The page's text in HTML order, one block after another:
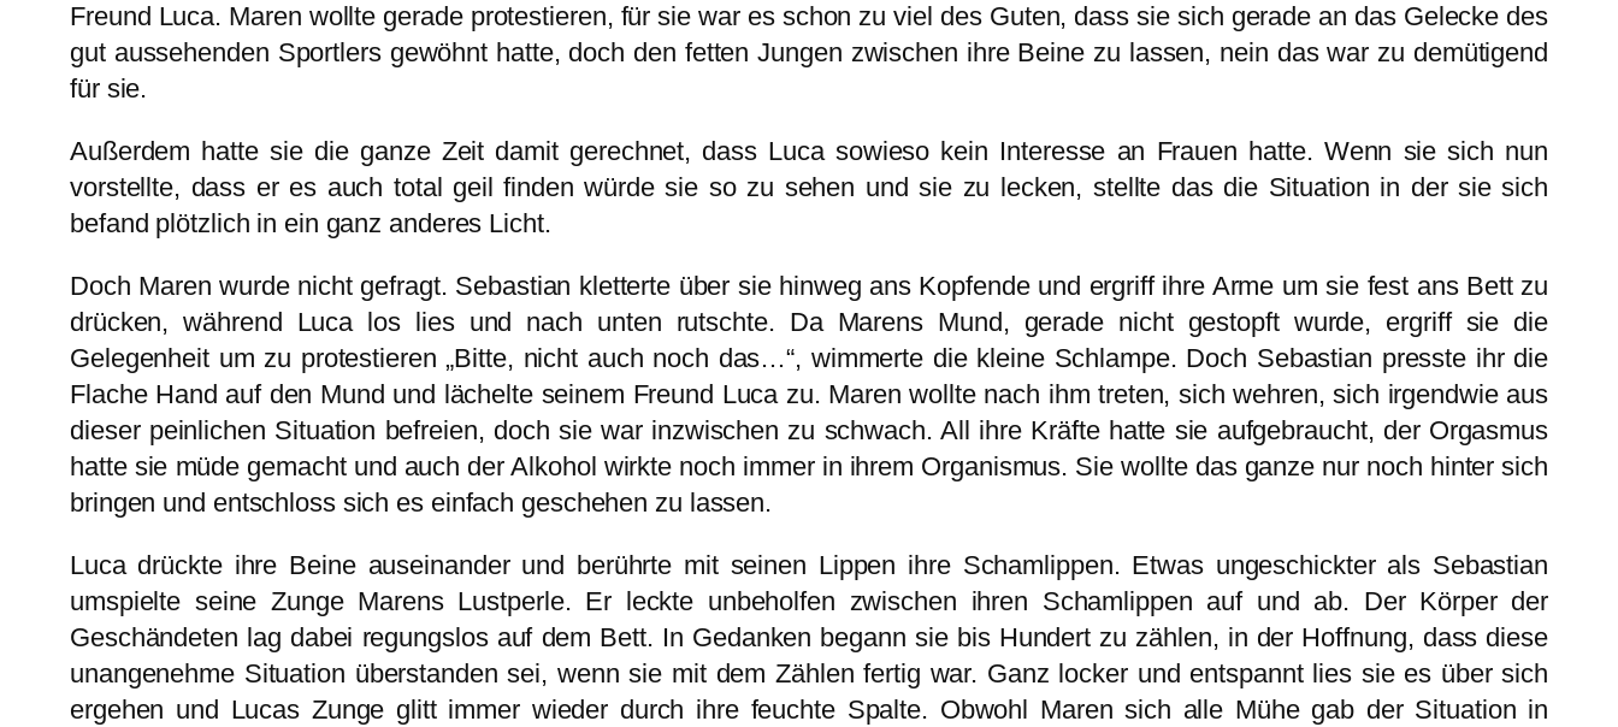
Freund Luca. Maren wollte gerade protestieren, für sie war es schon zu viel des Guten, dass sie sich gerade an das Gelecke des
gut aussehenden Sportlers gewöhnt hatte, doch den fetten Jungen zwischen ihre Beine zu lassen, nein das war zu demütigend
für sie.
Außerdem hatte sie die ganze Zeit damit gerechnet, dass Luca sowieso kein Interesse an Frauen hatte. Wenn sie sich nun
vorstellte, dass er es auch total geil finden würde sie so zu sehen und sie zu lecken, stellte das die Situation in der sie sich
befand plötzlich in ein ganz anderes Licht.
Doch Maren wurde nicht gefragt. Sebastian kletterte über sie hinweg ans Kopfende und ergriff ihre Arme um sie fest ans Bett zu
drücken, während Luca los lies und nach unten rutschte. Da Marens Mund, gerade nicht gestopft wurde, ergriff sie die
Gelegenheit um zu protestieren „Bitte, nicht auch noch das…“, wimmerte die kleine Schlampe. Doch Sebastian presste ihr die
Flache Hand auf den Mund und lächelte seinem Freund Luca zu. Maren wollte nach ihm treten, sich wehren, sich irgendwie aus
dieser peinlichen Situation befreien, doch sie war inzwischen zu schwach. All ihre Kräfte hatte sie aufgebraucht, der Orgasmus
hatte sie müde gemacht und auch der Alkohol wirkte noch immer in ihrem Organismus. Sie wollte das ganze nur noch hinter sich
bringen und entschloss sich es einfach geschehen zu lassen.
Luca drückte ihre Beine auseinander und berührte mit seinen Lippen ihre Schamlippen. Etwas ungeschickter als Sebastian
umspielte seine Zunge Marens Lustperle. Er leckte unbeholfen zwischen ihren Schamlippen auf und ab. Der Körper der
Geschändeten lag dabei regungslos auf dem Bett. In Gedanken begann sie bis Hundert zu zählen, in der Hoffnung, dass diese
unangenehme Situation überstanden sei, wenn sie mit dem Zählen fertig war. Ganz locker und entspannt lies sie es über sich
ergehen und Lucas Zunge glitt immer wieder durch ihre feuchte Spalte. Obwohl Maren sich alle Mühe gab der Situation in